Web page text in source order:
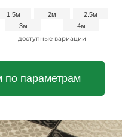
1.5м 2м
2.5м
3м
4м
доступные вариации
по параметрам